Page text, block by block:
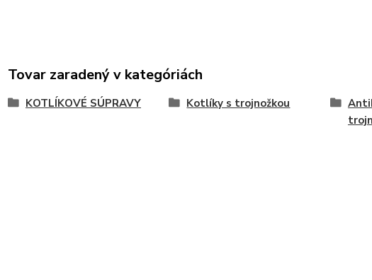
Tovar zaradený v kategóriách
KOTLÍKOVÉ SÚPRAVY Kotlíky s trojnožkou